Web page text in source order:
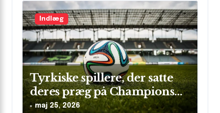
Indlæg
Tyrkiske spillere, der satte
deres præg på Champions
League
maj 25, 2026